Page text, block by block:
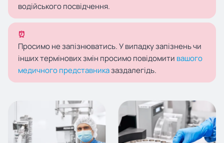
водійського посвідчення.
⏰
Просимо не запізнюватись. У випадку запізнень чи
інших термінових змін просимо повідомити вашого
медичного представниказаздалегідь.